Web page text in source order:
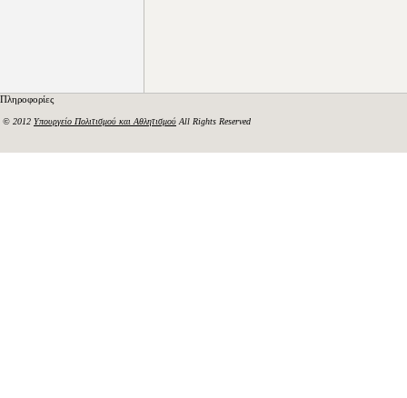
Πληροφορίες
© 2012 Υπουργείο Πολιτισμού και Αθλητισμού All Rights Reserved